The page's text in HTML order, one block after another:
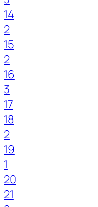
14
2
15
2
16
3
17
18
2
19
1
20
21